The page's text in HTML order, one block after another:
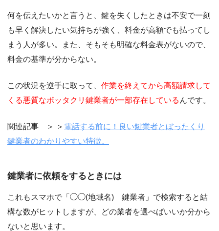
何を伝えたいかと言うと、鍵を失くしたときは不安で一刻
も早く解決したい気持ちが強く、料金が高額でも払ってし
まう人が多い。また、そもそも明確な料金表がないので、
料金の基準が分からない。
この状況を逆手に取って、 作業を終えてから高額請求して
くる悪質なボッタクリ鍵業者が一部存在している んです。
関連記事 ＞ ＞ 電話する前に！良い鍵業者とぼったくり
鍵業者のわかりやすい特徴。
鍵業者に依頼をするときには
これもスマホで「◯◯(地域名) 鍵業者」で検索すると結
構な数がヒットしますが、どの業者を選べばいいか分から
ないと思います。